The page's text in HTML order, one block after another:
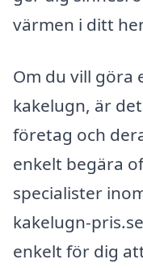
värmen i ditt
Om du vill göra
kakelugn, är
företag och
enkelt begära
specialister
kakelugn-
enkelt för dig